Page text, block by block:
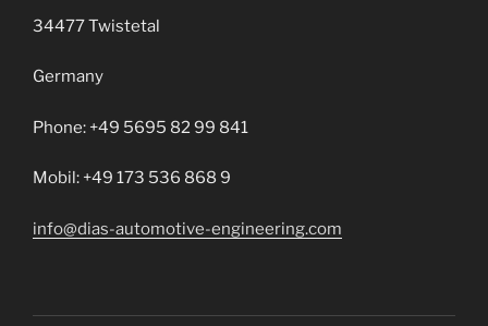
34477 Twistetal
Germany
Phone: +49 5695 82 99 841
Mobil: +49 173 536 868 9
info@dias-automotive-engineering.com